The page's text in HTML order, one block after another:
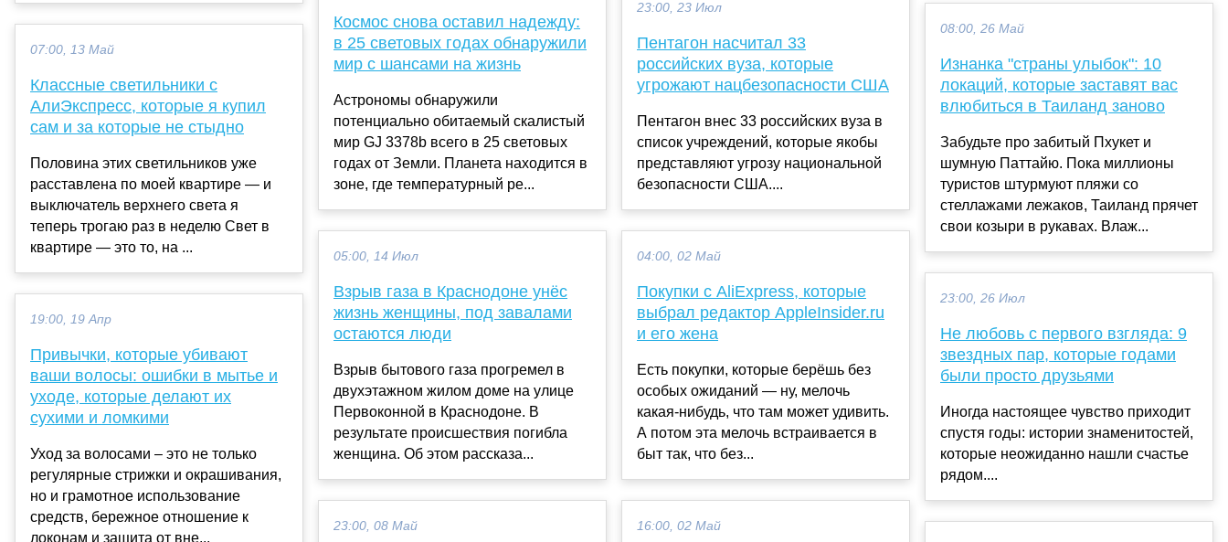
07:00, 13 Май
Классные светильники с
АлиЭкспресс, которые я купил
сам и за которые не стыдно
Половина этих светильников уже
расставлена по моей квартире — и
выключатель верхнего света я
теперь трогаю раз в неделю Свет в
квартире — это то, на ...
19:00, 19 Апр
Привычки, которые убивают
ваши волосы: ошибки в мытье и
уходе, которые делают их
сухими и ломкими
Уход за волосами – это не только
регулярные стрижки и окрашивания,
но и грамотное использование
средств, бережное отношение к
локонам и защита от вне...
Космос снова оставил надежду:
в 25 световых годах обнаружили
мир с шансами на жизнь
Астрономы обнаружили
потенциально обитаемый скалистый
мир GJ 3378b всего в 25 световых
годах от Земли. Планета находится в
зоне, где температурный ре...
05:00, 14 Июл
Взрыв газа в Краснодоне унёс
жизнь женщины, под завалами
остаются люди
Взрыв бытового газа прогремел в
двухэтажном жилом доме на улице
Первоконной в Краснодоне. В
результате происшествия погибла
женщина. Об этом рассказа...
23:00, 08 Май
23:00, 23 Июл
Пентагон насчитал 33
российских вуза, которые
угрожают нацбезопасности США
Пентагон внес 33 российских вуза в
список учреждений, которые якобы
представляют угрозу национальной
безопасности США....
04:00, 02 Май
Покупки с AliExpress, которые
выбрал редактор AppleInsider.ru
и его жена
Есть покупки, которые берёшь без
особых ожиданий — ну, мелочь
какая-нибудь, что там может удивить.
А потом эта мелочь встраивается в
быт так, что без...
16:00, 02 Май
08:00, 26 Май
Изнанка "страны улыбок": 10
локаций, которые заставят вас
влюбиться в Таиланд заново
Забудьте про забитый Пхукет и
шумную Паттайю. Пока миллионы
туристов штурмуют пляжи со
стеллажами лежаков, Таиланд прячет
свои козыри в рукавах. Влаж...
23:00, 26 Июл
Не любовь с первого взгляда: 9
звездных пар, которые годами
были просто друзьями
Иногда настоящее чувство приходит
спустя годы: истории знаменитостей,
которые неожиданно нашли счастье
рядом....